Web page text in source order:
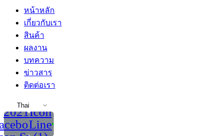
หน้าหลัก
เกี่ยวกับเรา
สินค้า
ผลงาน
บทความ
ข่าวสาร
ติดต่อเรา
Thai
2021Icon
Line